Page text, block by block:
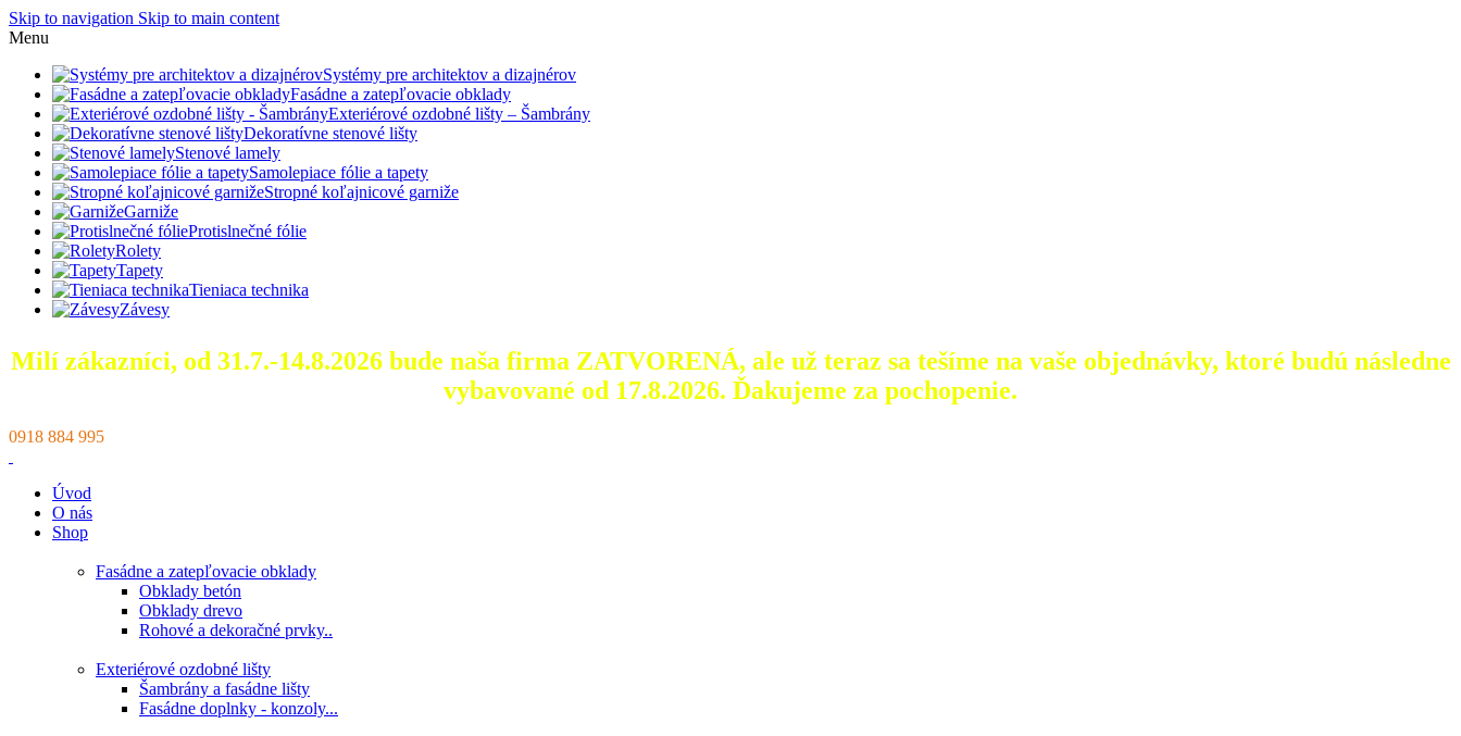
Skip to navigation Skip to main content
Menu
Systémy pre architektov a dizajnérov
Fasádne a zatepľovacie obklady
Exteriérové ozdobné lišty – Šambrány
Dekoratívne stenové lišty
Stenové lamely
Samolepiace fólie a tapety
Stropné koľajnicové garniže
Garniže
Protislnečné fólie
Rolety
Tapety
Tieniaca technika
Závesy
Milí zákazníci, od 31.7.-14.8.2026 bude naša firma ZATVORENÁ, ale už teraz sa tešíme na vaše objednávky, ktoré budú následne
vybavované od 17.8.2026. Ďakujeme za pochopenie.
0918 884 995
Úvod
O nás
Shop
Fasádne a zatepľovacie obklady
Obklady betón
Obklady drevo
Rohové a dekoračné prvky..
Exteriérové ozdobné lišty
Šambrány a fasádne lišty
Fasádne doplnky - konzoly...